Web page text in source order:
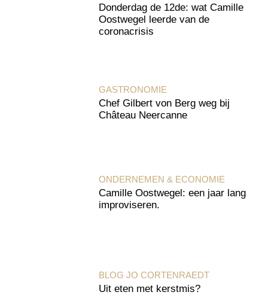
Donderdag de 12de: wat Camille
Oostwegel leerde van de
coronacrisis
GASTRONOMIE
Chef Gilbert von Berg weg bij
Château Neercanne
ONDERNEMEN & ECONOMIE
Camille Oostwegel: een jaar lang
improviseren.
BLOG JO CORTENRAEDT
Uit eten met kerstmis?